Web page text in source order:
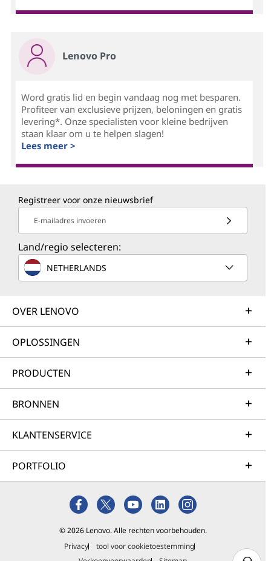
Lenovo Pro
Word gratis lid en begin vandaag nog met besparen.
Profiteer van exclusieve prijzen, beloningen en gratis
levering*. Onze specialisten voor kleine bedrijven
staan klaar om u te helpen slagen!
Lees meer >
Registreer voor onze nieuwsbrief
E-mailadres invoeren
Land/regio selecteren:
NETHERLANDS
OVER LENOVO
OPLOSSINGEN
PRODUCTEN
BRONNEN
KLANTENSERVICE
PORTFOLIO
© 2026 Lenovo. Alle rechten voorbehouden.
Privacy
tool voor cookietoestemming